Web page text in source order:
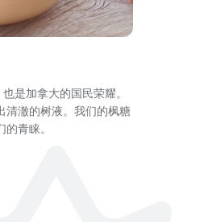
是加拿大的国民荣耀。
清澈的树液。我们的枫糖
青睐。